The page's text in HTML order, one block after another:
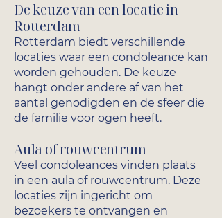
De keuze van een locatie in
Rotterdam
Rotterdam biedt verschillende
locaties waar een condoleance kan
worden gehouden. De keuze
hangt onder andere af van het
aantal genodigden en de sfeer die
de familie voor ogen heeft.
Aula of rouwcentrum
Veel condoleances vinden plaats
in een aula of rouwcentrum. Deze
locaties zijn ingericht om
bezoekers te ontvangen en